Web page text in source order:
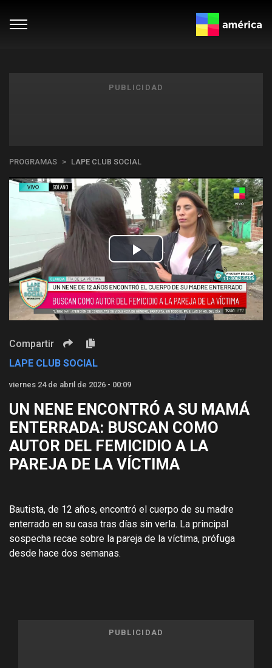
PUBLICIDAD
PROGRAMAS LAPE CLUB SOCIAL
Play
Video
Compartir
LAPE CLUB SOCIAL
viernes 24 de abril de 2026 - 00:09
UN NENE ENCONTRÓ A SU MAMÁ
ENTERRADA: BUSCAN COMO
AUTOR DEL FEMICIDIO A LA
PAREJA DE LA VÍCTIMA
Bautista, de 12 años, encontró el cuerpo de su madre
enterrado en su casa tras días sin verla. La principal
sospecha recae sobre la pareja de la víctima, prófuga
desde hace dos semanas.
PUBLICIDAD